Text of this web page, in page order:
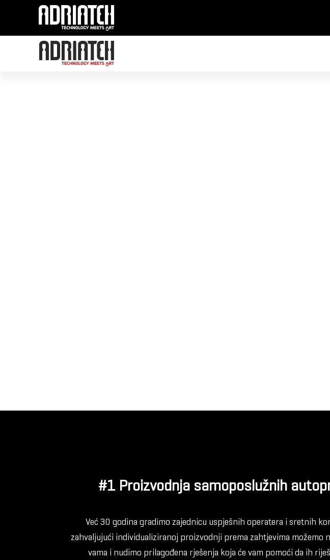
#1 Proizvodnja samoposlužnih
Već 30 godina gradimo zajednicu uspješnih operatera i sretnih
zahvaljujući individualiziranoj proizvodnji prema zahtjevima možemo
vama i nudimo prilagođena rješenja koja će vam pomoći da ih